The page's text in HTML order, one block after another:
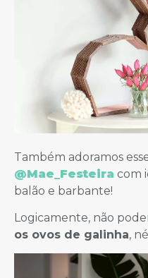
Também adoramos
@Mae_Festeira com
balão e barbante!
Logicamente, não
os ovos de galinha,